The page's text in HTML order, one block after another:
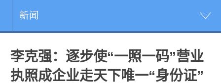
新闻
李克强：逐步使“一照一码”营业
执照成企业走天下唯一“身份证”